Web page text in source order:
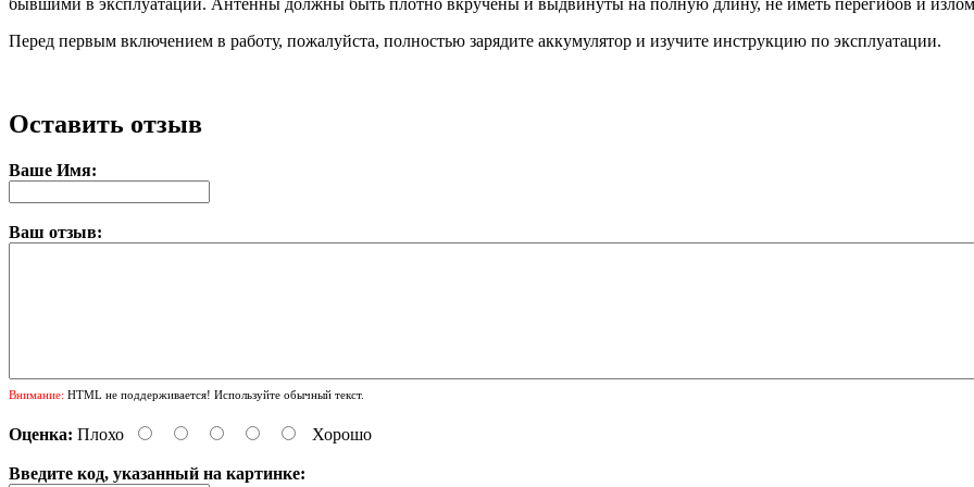
Перед первым включением в работу, пожалуйста, полностью зарядите аккумулятор и изучите инструкцию по эксплуатации.
Оставить отзыв
Ваше Имя:
Ваш отзыв:
Внимание: HTML не поддерживается! Используйте обычный текст.
Оценка: Плохо Хорошо
Введите код, указанный на картинке: